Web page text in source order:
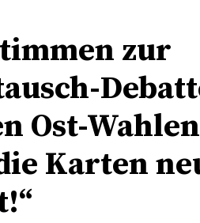
zur
Ost-Wahlen
Karten